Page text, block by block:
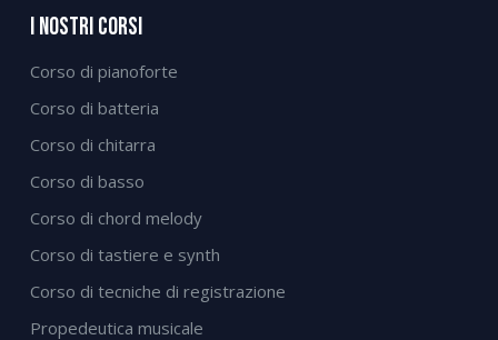
I Nostri Corsi
Corso di pianoforte
Corso di batteria
Corso di chitarra
Corso di basso
Corso di chord melody
Corso di tastiere e synth
Corso di tecniche di registrazione
Propedeutica musicale